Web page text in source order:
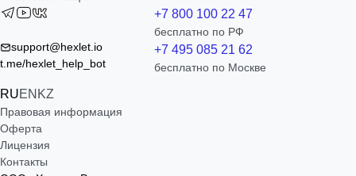
support@hexlet.io
t.me/hexlet_help_bot
RUEN KZ
+7 800 100 22 47
бесплатно по РФ
+7 495 085 21 62
бесплатно по Москве
Правовая информация
Оферта
Лицензия
Контакты